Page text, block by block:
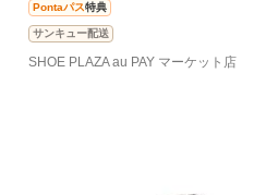
Pontaパス特典
サンキュー配送
SHOE PLAZA au PAY マーケット店